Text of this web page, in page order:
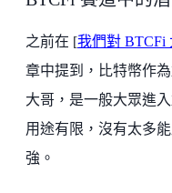
之前在 [我們對 BTCFi
章中提到，比特幣作
大哥，是一般大眾進
用途有限，沒有太多
強。